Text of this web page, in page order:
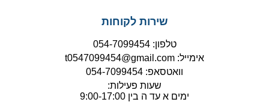
שירות לקוחות
טלפון: 054-7099454
אימייל: t0547099454@gmail.com
וואטסאפ: 054-7099454
שעות פעילות:
ימים א עד ה בין 9:00-17:00